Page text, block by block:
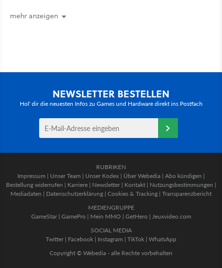
mehr anzeigen
NEWSLETTER BESTELLEN
Hol' dir die neuesten Infos zu Games und Hardware direkt ins Postfach
RUBRIKEN
Impressum | Unser Team | Unser Kodex | Über Webedia | Abo kündigen |
Bestellung widerrufen | Karriere | Newsletter | Kontakt | Nutzungsbestimmungen |
Mediadaten | Datenschutzerklärung | Cookies & Tracking | Transparenzbericht
MEDIENGRUPPE
GameStar| GamePro | Mein MMO | GetHero | Jeuxvideo.com
SOCIAL MEDIA
Twitter | Facebook | Instagram | TikTok | WhatsApp
Copyright © Webedia - alle Rechte vorbehalten